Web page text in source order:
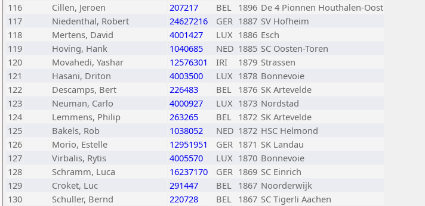
116
Cillen, Jeroen 207217 BEL 1896 De 4 Pionnen Houthalen-Oost
117
Niedenthal, Robert 24627216 GER 1887 SV Hofheim
118
Mertens, David 4001427 LUX 1886 Esch
119
Hoving, Hank 1040685 NED 1885 SC Oosten-Toren
120
Movahedi, Yashar 12576301 IRI 1879 Strassen
121
Hasani, Driton 4003500 LUX 1878 Bonnevoie
122
Descamps, Bert 226483 BEL 1876 SK Artevelde
123
Neuman, Carlo 4000927 LUX 1873 Nordstad
124
Lemmens, Philip 263265 BEL 1872 SK Artevelde
125
Bakels, Rob 1038052 NED 1872 HSC Helmond
126
Morio, Estelle 12951951 GER 1871 SK Landau
127
Virbalis, Rytis 4005570 LUX 1870 Bonnevoie
128
Schramm, Luca 16237170 GER 1869 SC Einrich
129
Croket, Luc 291447 BEL 1867 Noorderwijk
130
Schuller, Bernd 220728 BEL 1867 SC Tigerli Aachen